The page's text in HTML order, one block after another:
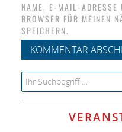
NAME, E-MAIL-ADRESSE
BROWSER FÜR MEINEN
SPEICHERN.
Search for: